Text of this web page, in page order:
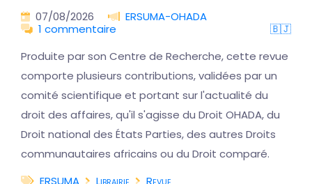
07/08/2026
ERSUMA-OHADA
1 commentaire
🇧🇯
Produite par son Centre de Recherche, cette revue
comporte plusieurs contributions, validées par un
comité scientifique et portant sur l'actualité du
droit des affaires, qu'il s'agisse du Droit OHADA, du
Droit national des États Parties, des autres Droits
communautaires africains ou du Droit comparé.
ERSUMA
Librairie Revue